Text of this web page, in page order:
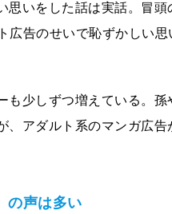
思いをした話は実話。冒
広告のせいで恥ずかしい
も少しずつ増えている。
、アダルト系のマンガ広
の声は多い